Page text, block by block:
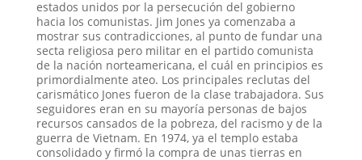
estados unidos por la persecución del gobierno
hacia los comunistas. Jim Jones ya comenzaba a
mostrar sus contradicciones, al punto de fundar una
secta religiosa pero militar en el partido comunista
de la nación norteamericana, el cuál en principios es
primordialmente ateo. Los principales reclutas del
carismático Jones fueron de la clase trabajadora. Sus
seguidores eran en su mayoría personas de bajos
recursos cansados de la pobreza, del racismo y de la
guerra de Vietnam. En 1974, ya el templo estaba
consolidado y firmó la compra de unas tierras en